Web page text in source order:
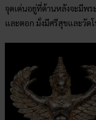
จุดเด่นอยู่ที่ด้านหลังจะมีพ
และตอก มั่งมีศรีสุขและวัด